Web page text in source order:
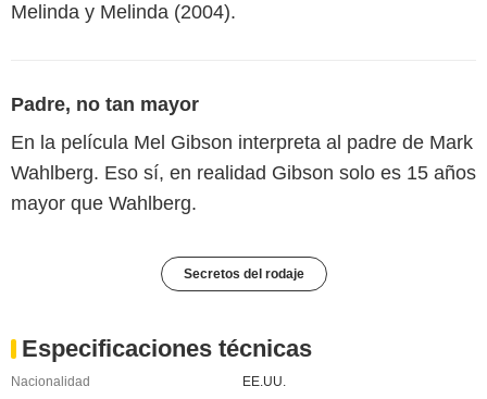
Melinda y Melinda (2004).
Padre, no tan mayor
En la película Mel Gibson interpreta al padre de Mark
Wahlberg. Eso sí, en realidad Gibson solo es 15 años
mayor que Wahlberg.
Secretos del rodaje
Especificaciones técnicas
Nacionalidad
EE.UU.